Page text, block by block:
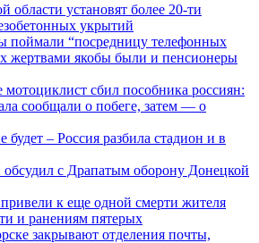
области установят более 20-ти
укрытий
поймали “посредницу телефонных
жертвами якобы были и пенсионеры
сбил пособника россиян:
сообщали о побеге, затем — о
будет – Россия разбила стадион и в
обсудил с Драпатым оборону Донецкой
к еще одной смерти жителя
и ранениям пятерых
закрывают отделения почты,